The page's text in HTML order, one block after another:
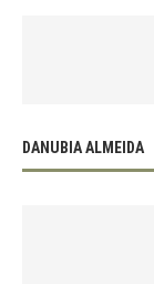
DANUBIA ALMEIDA